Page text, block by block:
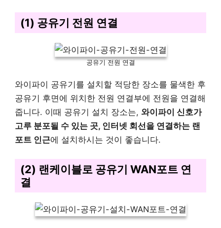
(1) 공유기 전원 연결
공유기 전원 연결
와이파이 공유기를 설치할 적당한 장소를 물색한 후
공유기 후면에 위치한 전원 연결부에 전원을 연결해
줍니다. 이때 공유기 설치 장소는, 와이파이 신호가
고루 분포될 수 있는 곳, 인터넷 회선을 연결하는 랜
포트 인근에 설치하시는 것이 좋습니다.
(2) 랜케이블로 공유기 WAN포트 연
결